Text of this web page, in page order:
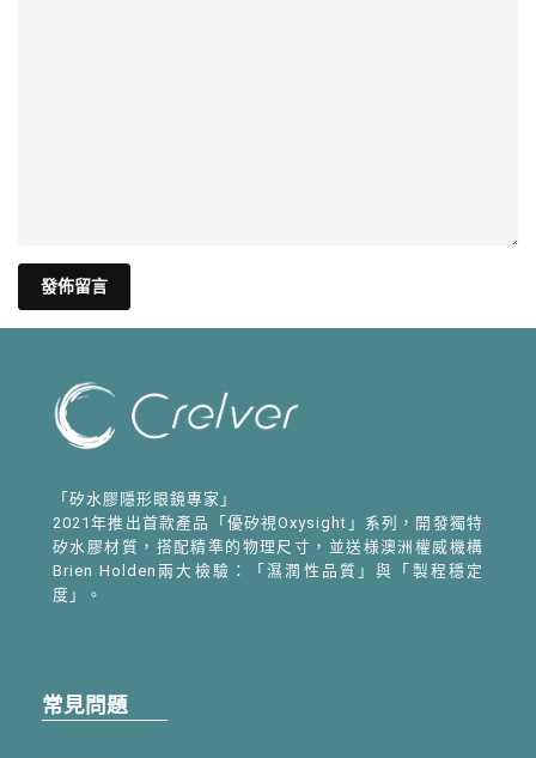
「矽水膠隱形眼鏡專家」
2021年推出首款產品「優矽視Oxysight」系列，開發獨特
矽水膠材質，搭配精準的物理尺寸，並送様澳洲權威機構
Brien Holden兩大檢驗：「濕潤性品質」與「製程穩定
度」。
常見問題